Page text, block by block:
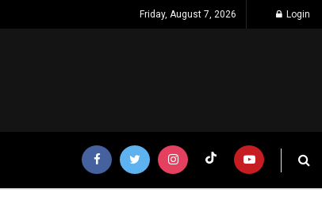
Friday, August 7, 2026 Login